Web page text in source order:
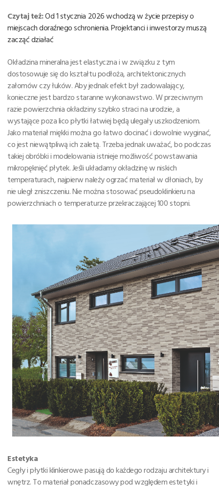
Czytaj też:Od 1 stycznia 2026 wchodzą w życie przepisy o
miejscach doraźnego schronienia. Projektanci i inwestorzy muszą
zacząć działać
Okładzina mineralna jest elastyczna i w związku z tym
dostosowuje się do kształtu podłoża, architektonicznych
załomów czy łuków. Aby jednak efekt był zadowalający,
konieczne jest bardzo staranne wykonawstwo. W przeciwnym
razie powierzchnia okładziny szybko straci na urodzie, a
wystające poza lico płytki łatwiej będą ulegały uszkodzeniom.
Jako materiał miękki można go łatwo docinać i dowolnie wyginać,
co jest niewątpliwą ich zaletą. Trzeba jednak uważać, bo podczas
takiej obróbki i modelowania istnieje możliwość powstawania
mikropęknięć płytek. Jeśli układamy okładzinę w niskich
temperaturach, najpierw należy ogrzać materiał w dłoniach, by
nie uległ zniszczeniu. Nie można stosować pseudoklinkieru na
powierzchniach o temperaturze przekraczającej 100 stopni.
Estetyka
Cegły i płytki klinkierowe pasują do każdego rodzaju architektury i
wnętrz. To materiał ponadczasowy pod względem estetyki i